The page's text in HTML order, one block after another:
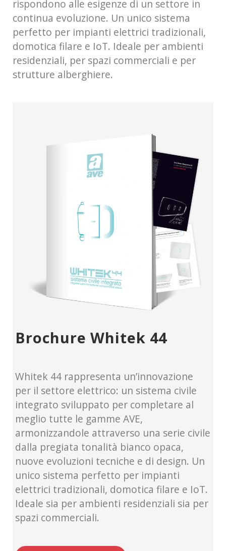
rispondono alle esigenze di un settore in
continua evoluzione. Un unico sistema
perfetto per impianti elettrici tradizionali,
domotica filare e IoT. Ideale per ambienti
residenziali, per spazi commerciali e per
strutture alberghiere.
Brochure Whitek 44
Whitek 44 rappresenta un’innovazione
per il settore elettrico: un sistema civile
integrato sviluppato per completare al
meglio tutte le gamme AVE,
armonizzandole attraverso una serie civile
dalla pregiata tonalità bianco opaca,
nuove evoluzioni tecniche e di design. Un
unico sistema perfetto per impianti
elettrici tradizionali, domotica filare e IoT.
Ideale sia per ambienti residenziali sia per
spazi commerciali.